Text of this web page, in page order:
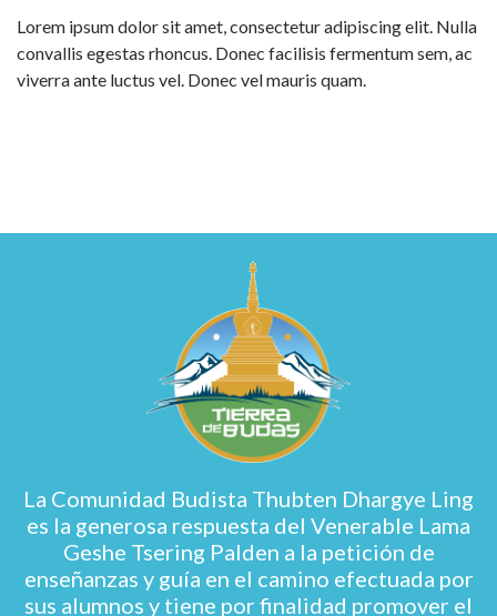
Lorem ipsum dolor sit amet, consectetur adipiscing elit. Nulla
convallis egestas rhoncus. Donec facilisis fermentum sem, ac
viverra ante luctus vel. Donec vel mauris quam.
La Comunidad Budista Thubten Dhargye Ling
es la generosa respuesta del Venerable Lama
Geshe Tsering Palden a la petición de
enseñanzas y guía en el camino efectuada por
sus alumnos y tiene por finalidad promover el